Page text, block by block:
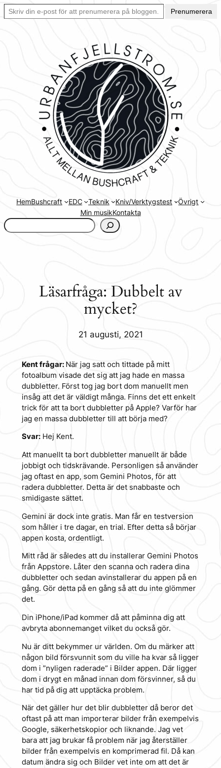
Hoppa
Skriv din e-post för att prenumerera på bloggen… Ett enkelt sätt att hålla sig uppdaterad automatiskt.
Prenumerera
HemBushcraft EDC Teknik Kniv/Verktygstest
Övrigt
Min musikKontakta
www.urbanfjellstrom.se/jamforelselistan/
Läsarfråga: Dubbelt av
mycket?
21 augusti, 2021
Kent frågar: När jag satt och tittade på mitt
fotoalbum visade det sig att jag hade en massa
dubbletter. Först tog jag bort dom manuellt men
insåg att det är väldigt många. Finns det ett enkelt
trick för att ta bort dubbletter på Apple? Varför har
jag en massa dubbletter till att börja med?
Svar:Hej Kent.
Att manuellt ta bort dubbletter manuellt är både
jobbigt och tidskrävande. Personligen så använder
jag oftast en app, som Gemini Photos, för att
radera dubbletter. Detta är det snabbaste och
smidigaste sättet.
Gemini är dock inte gratis. Man får en testversion
som håller i tre dagar, en trial. Efter detta så börjar
appen kosta, ordentligt.
Mitt råd är således att du installerar Gemini Photos
från Appstore. Låter den scanna och radera dina
dubbletter och sedan avinstallerar du appen på en
gång. Gör detta på en gång så att du inte glömmer
det.
Din iPhone/iPad kommer då att påminna dig att
avbryta abonnemanget vilket du också gör.
Nu är ditt bekymmer ur världen. Om du märker att
någon bild försvunnit som du ville ha kvar så ligger
dom i ”nyligen raderade” i Bilder appen. Där ligger
dom i drygt en månad innan dom försvinner, så du
har tid på dig att upptäcka problem.
När det gäller hur det blir dubbletter då beror det
oftast på att man importerar bilder från exempelvis
Google, säkerhetskopior och liknande. Jag vet
bara att jag brukar få problem när jag återställer
bilder från exempelvis en komprimerad fil. Då kan
datum ändra sig och Bilder vet inte om att det är